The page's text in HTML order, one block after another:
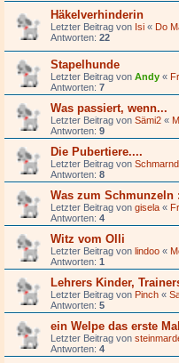
Häkelverhinderin
Letzter Beitrag von Isi « Do
Antworten: 22
Stapelhunde
Letzter Beitrag von Andy «
Antworten: 7
Was passiert, wenn...
Letzter Beitrag von Sämi2 «
Antworten: 9
Die Pubertiere....
Letzter Beitrag von
Antworten: 8
Was zum Schmunzeln
Letzter Beitrag von gisela «
Antworten: 4
Witz vom Olli
Letzter Beitrag von lindoo «
Antworten: 1
Lehrers Kinder,
Letzter Beitrag von Pinch «
Antworten: 5
ein Welpe das erste
Letzter Beitrag von
Antworten: 4